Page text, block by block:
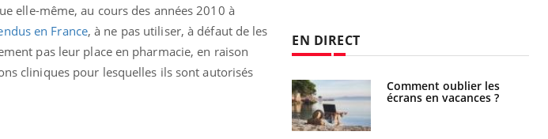
elle-même, au cours des années 2010 à
en France, à ne pas utiliser, à défaut de les
pas leur place en pharmacie, en raison
cliniques pour lesquelles ils sont autorisés
EN DIRECT
Comment oublier les
écrans en vacances ?